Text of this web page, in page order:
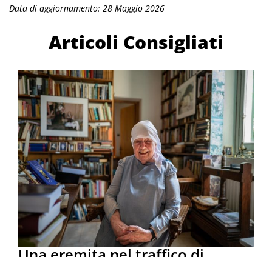
Data di aggiornamento: 28 Maggio 2026
Articoli Consigliati